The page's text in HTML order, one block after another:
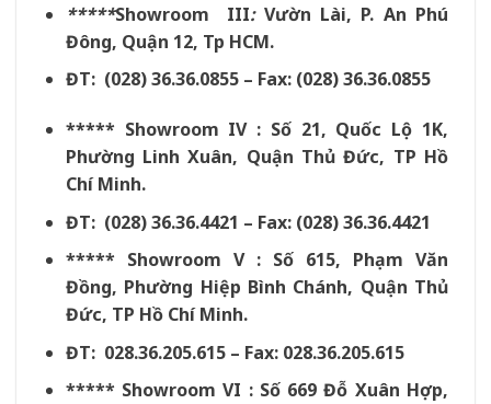
*****Showroom III:Vườn Lài, P. An Phú
Đông, Quận 12, Tp HCM.
ĐT: (028) 36.36.0855 – Fax: (028) 36.36.0855
***** Showroom IV : Số 21, Quốc Lộ 1K,
Phường Linh Xuân, Quận Thủ Đức, TP Hồ
Chí Minh.
ĐT: (028) 36.36.4421 – Fax: (028) 36.36.4421
***** Showroom V : Số 615, Phạm Văn
Đồng, Phường Hiệp Bình Chánh, Quận Thủ
Đức, TP Hồ Chí Minh.
ĐT: 028.36.205.615 – Fax: 028.36.205.615
***** Showroom VI : Số 669 Đỗ Xuân Hợp,